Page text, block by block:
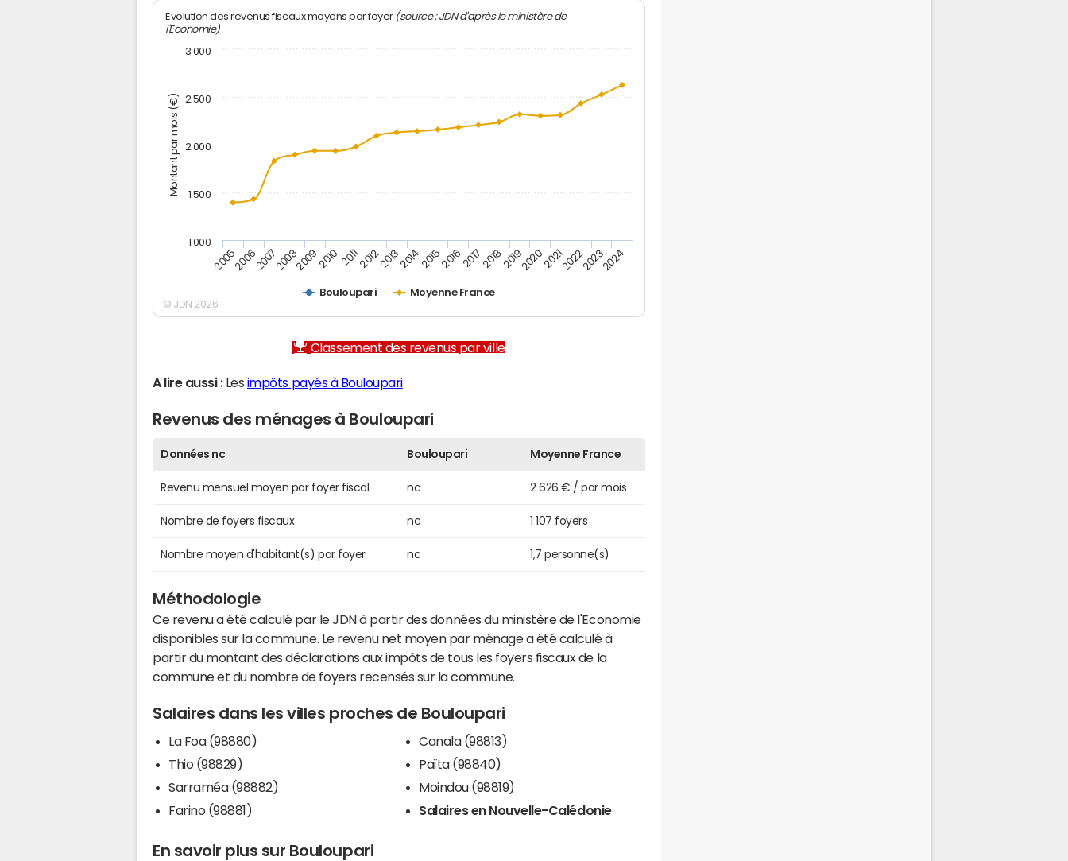
Montant par mois (€)
Evolution des revenus fiscaux moyens par foyer (source : JDN d'après le ministère de
l'Economie)
Bouloupari Moyenne France
200520062007200820092010 20112012201320142015201620172018201920202021202220232024
1 000
1 500
2 000
2 500
3 000
© JDN 2026
Classement des revenus par ville
A lire aussi :Les impôts payés à Bouloupari
Revenus des ménages à Bouloupari
Données nc Bouloupari Moyenne France
Revenu mensuel moyen par foyer fiscal nc 2 626 € / par mois
Nombre de foyers fiscaux nc 1 107 foyers
Nombre moyen d'habitant(s) par foyer nc 1,7 personne(s)
Méthodologie
Ce revenu a été calculé par le JDN à partir des données du ministère de l'Economie
disponibles sur la commune. Le revenu net moyen par ménage a été calculé à
partir du montant des déclarations aux impôts de tous les foyers fiscaux de la
commune et du nombre de foyers recensés sur la commune.
Salaires dans les villes proches de Bouloupari
La Foa (98880)
Thio (98829)
Sarraméa (98882)
Farino (98881)
Canala (98813)
Païta (98840)
Moindou (98819)
Salaires en Nouvelle-Calédonie
En savoir plus sur Bouloupari